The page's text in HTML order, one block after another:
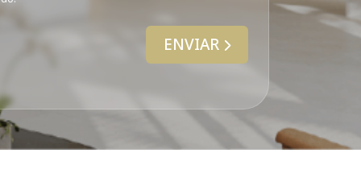
ENVIAR